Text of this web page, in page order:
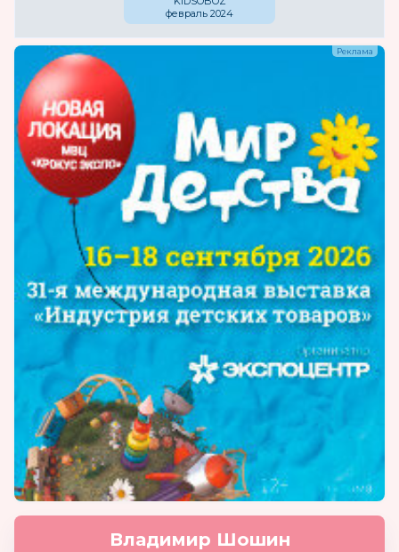
февраль 2024
Владимир Шошин